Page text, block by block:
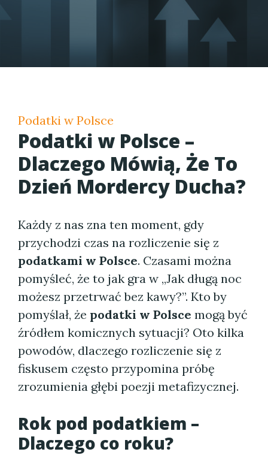
Podatki w Polsce
Podatki w Polsce –
Dlaczego Mówią, Że To
Dzień Mordercy Ducha?
Każdy z nas zna ten moment, gdy
przychodzi czas na rozliczenie się z
podatkami w Polsce. Czasami można
pomyśleć, że to jak gra w „Jak długą noc
możesz przetrwać bez kawy?”. Kto by
pomyślał, że podatki w Polsce mogą być
źródłem komicznych sytuacji? Oto kilka
powodów, dlaczego rozliczenie się z
fiskusem często przypomina próbę
zrozumienia głębi poezji metafizycznej.
Rok pod podatkiem –
Dlaczego co roku?